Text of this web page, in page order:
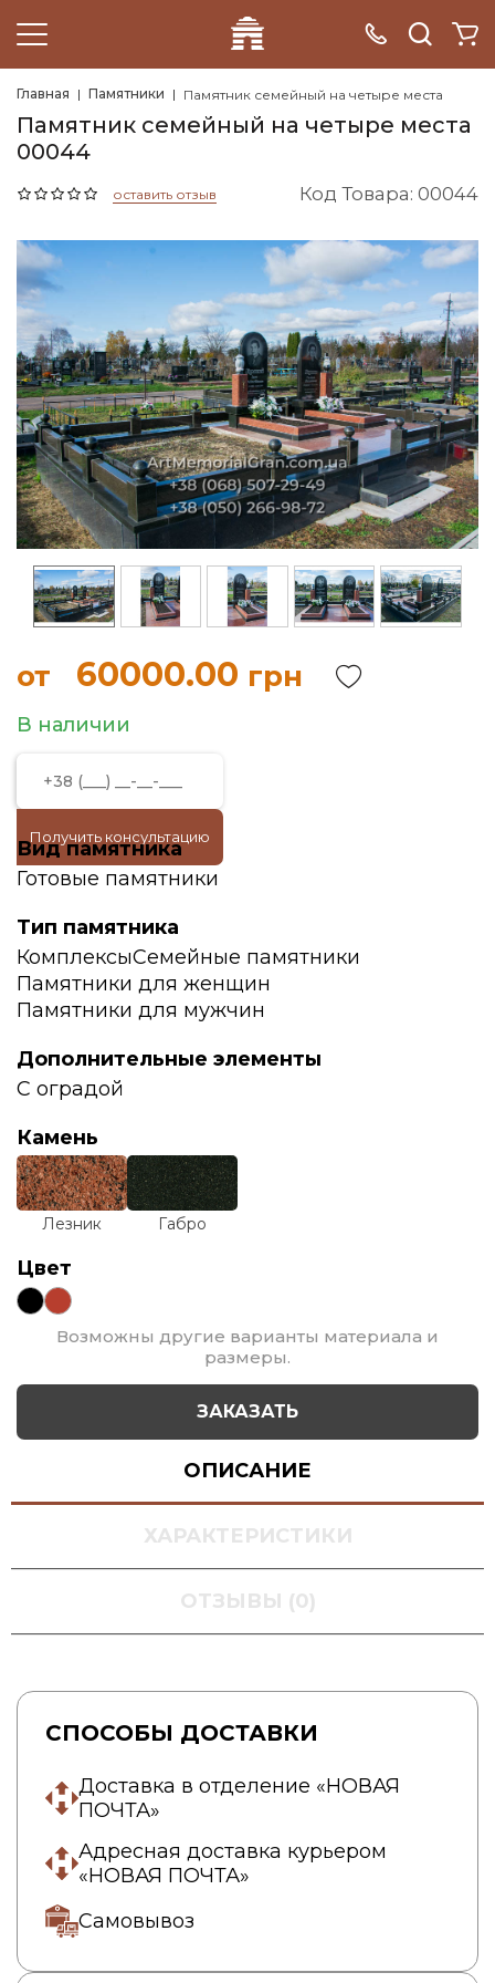
Главная Памятники Памятник семейный на четыре места
Памятник семейный на четыре места
00044
оставить отзыв Код Товара: 00044
от 60000.00 грн
В наличии
Получить консультацию
Вид памятника
Готовые памятники
Тип памятника
КомплексыСемейные памятники
Памятники для женщин
Памятники для мужчин
Дополнительные элементы
С оградой
Камень
Лезник Габро
Цвет
Возможны другие варианты материала и
размеры.
ЗАКАЗАТЬ
ОПИСАНИЕ
ХАРАКТЕРИСТИКИ
ОТЗЫВЫ (0)
СПОСОБЫ ДОСТАВКИ
Доставка в отделение «НОВАЯ
ПОЧТА»
Адресная доставка курьером
«НОВАЯ ПОЧТА»
Самовывоз